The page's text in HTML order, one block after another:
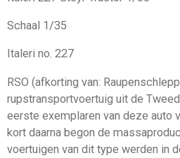
Schaal 1/35
Italeri no. 227
RSO (afkorting van:
rupstransportvoertuig uit de
eerste exemplaren van deze auto
kort daarna begon de
voertuigen van dit type werden in